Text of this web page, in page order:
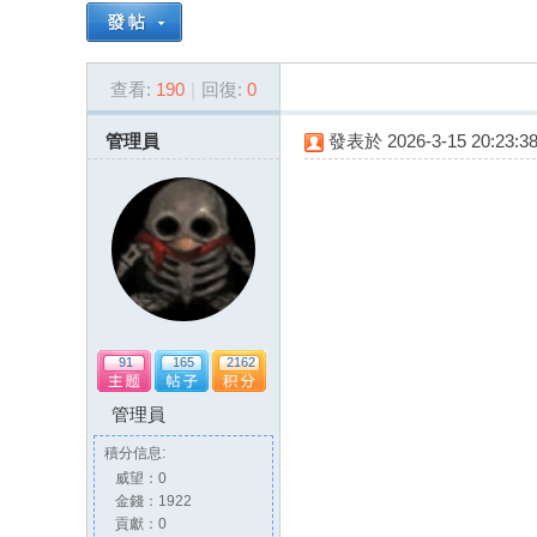
戀
店
查看: 190 | 回復: 0
管理員
91 165 2162
管理員
積分信息:
威望：0
金錢：1922
貢獻：0
發表於 2026-3-15 20:23:38